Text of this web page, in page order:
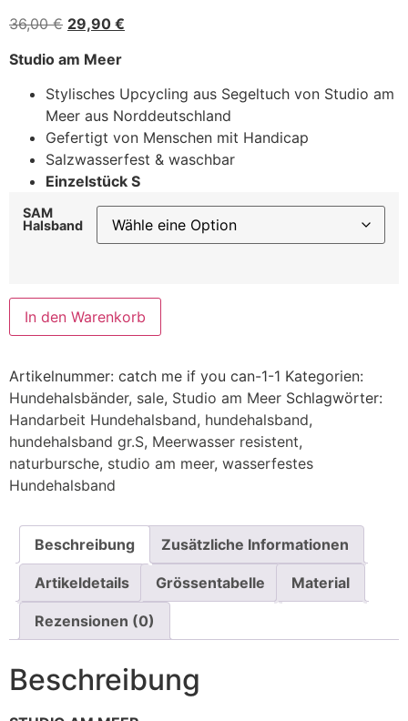
36,00€ 29,90 €
Studio am Meer
Stylisches Upcycling aus Segeltuch von Studio am
Meer aus Norddeutschland
Gefertigt von Menschen mit Handicap
Salzwasserfest & waschbar
Einzelstück S
SAM
Halsband
In den Warenkorb
Artikelnummer: catch me if you can-1-1 Kategorien:
Hundehalsbänder, sale, Studio am Meer Schlagwörter:
Handarbeit Hundehalsband, hundehalsband,
hundehalsband gr.S, Meerwasser resistent,
naturbursche, studio am meer, wasserfestes
Hundehalsband
Beschreibung Zusätzliche Informationen
Artikeldetails Grössentabelle Material
Rezensionen (0)
Beschreibung